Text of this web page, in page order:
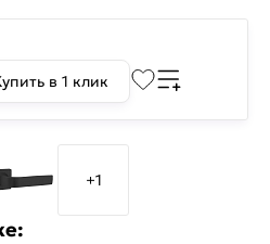
в 1 клик
+1